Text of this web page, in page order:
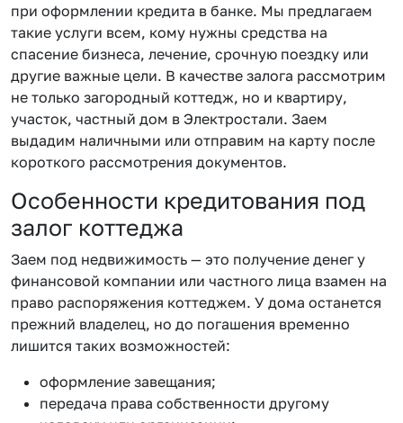
при оформлении кредита в банке. Мы предлагаем
такие услуги всем, кому нужны средства на
спасение бизнеса, лечение, срочную поездку или
другие важные цели. В качестве залога рассмотрим
не только загородный коттедж, но и квартиру,
участок, частный дом в Электростали. Заем
выдадим наличными или отправим на карту после
короткого рассмотрения документов.
Особенности кредитования под
залог коттеджа
Заем под недвижимость — это получение денег у
финансовой компании или частного лица взамен на
право распоряжения коттеджем. У дома останется
прежний владелец, но до погашения временно
лишится таких возможностей:
оформление завещания;
передача права собственности другому